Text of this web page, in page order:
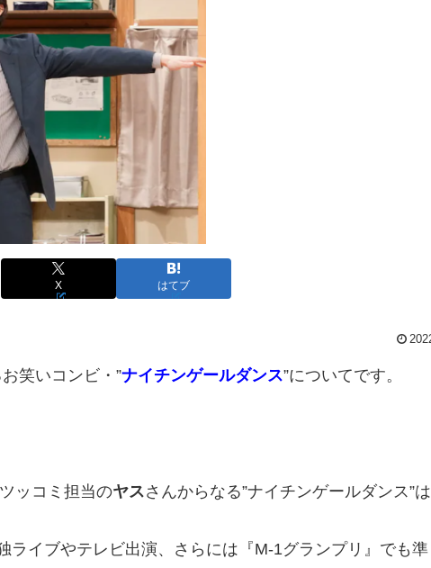
X はてブ
笑いコンビ・”ナイチンゲールダンス”についてです。
ッコミ担当のヤスさんからなる”ナイチンゲールダンス”は
ライブやテレビ出演、さらには『M-1グランプリ』でも